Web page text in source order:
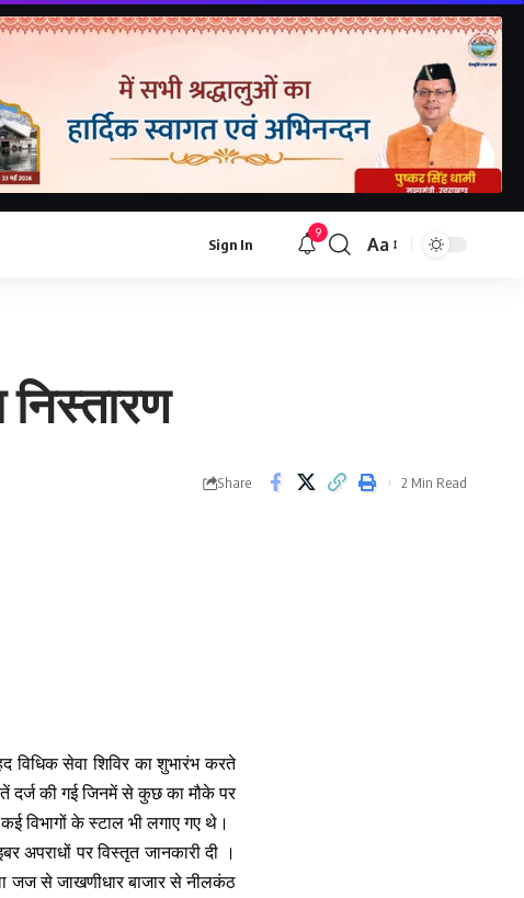
Sign In
9
Aa
Share 2 Min Read
विधिक सेवा शिविर का शुभारंभ करते
दर्ज की गई जिनमें से कुछ का मौके पर
विभागों के स्टाल भी लगाए गए थे।
अपराधों पर विस्तृत जानकारी दी ।
जज से जाखणीधार बाजार से नीलकंठ